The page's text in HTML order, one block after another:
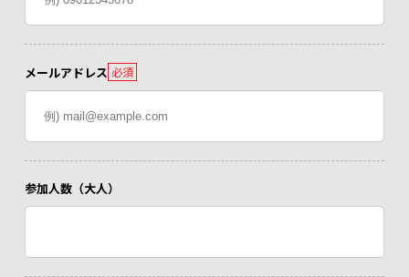
メールアドレス 必須
参加人数（大人）